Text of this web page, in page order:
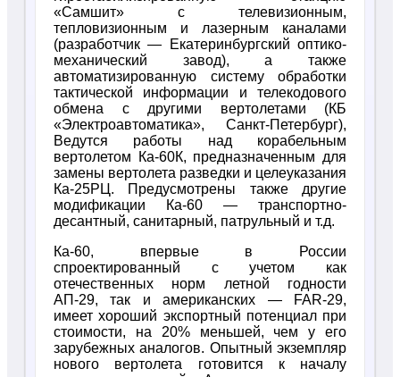
«Самшит» с телевизионным,
тепловизионным и лазерным каналами
(разработчик — Екатеринбургский оптико-
механический завод), а также
автоматизированную систему обработки
тактической информации и телекодового
обмена с другими вертолетами (КБ
«Электроавтоматика», Санкт-Петербург),
Ведутся работы над корабельным
вертолетом Ка-60К, предназначенным для
замены вертолета разведки и целеуказания
Ка-25РЦ. Предусмотрены также другие
модификации Ка-60 — транспортно-
десантный, санитарный, патрульный и т.д.
Ка-60, впервые в России
спроектированный с учетом как
отечественных норм летной годности
АП-29, так и американских — FAR-29,
имеет хороший экспортный потенциал при
стоимости, на 20% меньшей, чем у его
зарубежных аналогов. Опытный экземпляр
нового вертолета готовится к началу